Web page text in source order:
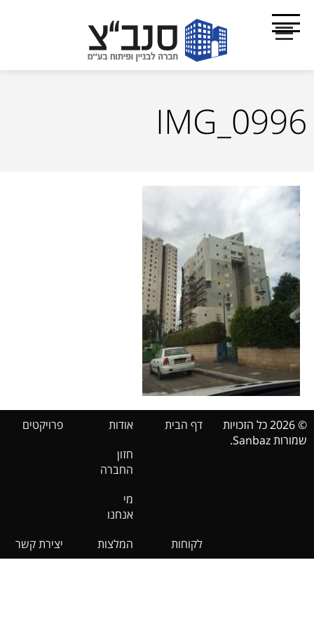
IMG_0996
© 2026 כל הזכויות
שמורות Sanbaz.
דף הבית
אודות
חזון
החברה
מי
אנחנו
פרויקטים
לקוחות המלצות יצירת קשר